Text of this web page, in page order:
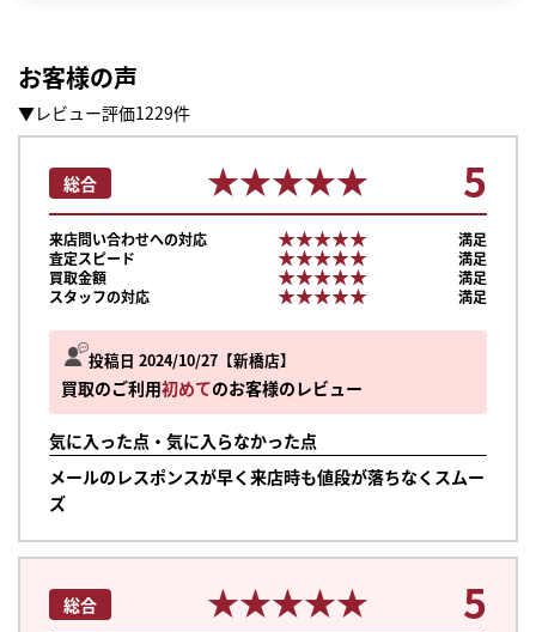
お客様の声
▼レビュー評価1229件
投稿日 2024/10/27 新橋店
買取のご利用初めてのお客様のレビュー
気に入った点・気に入らなかった点
メールのレスポンスが早く来店時も値段が落ちなくスムー
ズ
総合 ★★★★★
★★★★★ 5
来店問い合わせへの対応 ★★★★★
★★★★★
満足
査定スピード
★★★★★
★★★★★
満足
買取金額
★★★★★
★★★★★
満足
スタッフの対応
★★★★★
★★★★★ 満足
総合 ★★★★★
★★★★★ 5